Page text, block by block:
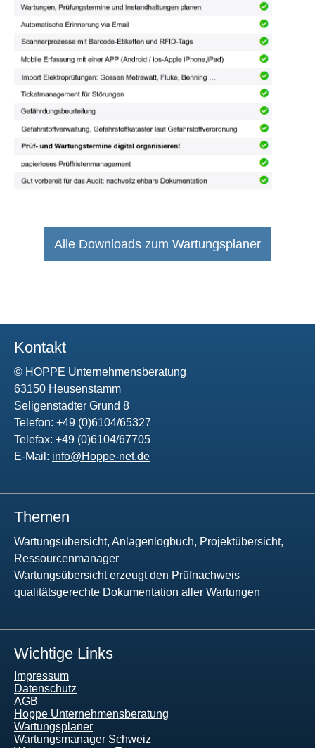
Alle Downloads zum Wartungsplaner
Kontakt
© HOPPE Unternehmensberatung
63150 Heusenstamm
Seligenstädter Grund 8
Telefon: +49 (0)6104/65327
Telefax: +49 (0)6104/67705
E-Mail: info@Hoppe-net.de
Themen
Wartungsübersicht, Anlagenlogbuch, Projektübersicht,
Ressourcenmanager
Wartungsübersicht erzeugt den Prüfnachweis
qualitätsgerechte Dokumentation aller Wartungen
Wichtige Links
Impressum
Datenschutz
AGB
Hoppe Unternehmensberatung
Wartungsplaner
Wartungsmanager Schweiz